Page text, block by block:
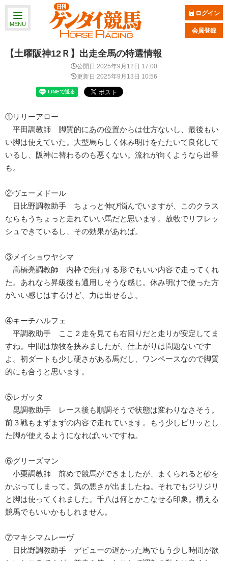
MENU
ログイン
会員登録
【土曜阪神12Ｒ】出走全馬の特選情報
公開日:2025年9月12日 17:00
更新日:2025年9月13日 10:56
①リリーアロー
平田調教師 脚質的にあの位置からは仕方ないし、最後もい
い脚は使えていた。大型馬らしく休み明けをたたいて良化して
いるし、阪神に替わるのも悪くない。流れが向くようなら出番
も。
②ヴェーヌドール
日比野調教助手 ちょっと伸び悩んでいますが、このクラス
ならもうちょっと走れていい馬だと思います。放牧でリフレッ
シュできているし、その効果があれば。
③メイショウヤシマ
高橋亮調教師 内枠で先行する形でもいい内容で走ってくれ
た。あれなら昇級後も通用しそうな感じ。休み明けで使った方
がいい感じはするけど、力は出せるよ。
④キーチパルフェ
平調教助手 ここ２走を見ても右回りだと走りが安定してま
すね。中間は放牧を挟みましたが、仕上がりは問題ないです
よ。初ダートも少し硬さがある馬だし、ワンペースなので脚質
的にも合うと思います。
⑤レガッタ
昆調教助手 レース後も順調そうで状態は変わりなさそう。
前３戦もまずまずの内容で走れています。もう少しピリッとし
た脚が使えるようになればいいですね。
⑥グリーズマン
小栗調教師 前めで競馬ができましたが、まくられると砂を
かぶってしまって。気の悪さが出ましたね。それでもジリジリ
と脚は使ってくれました。千八は何とかこなせる印象。構える
競馬でもいいかもしれません。
⑦マキシマムレーヴ
日比野調教助手 デビューの遅かった馬でもう少し時間が欲